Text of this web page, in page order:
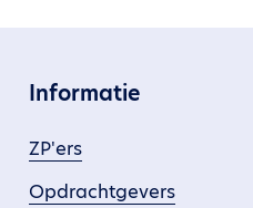
Informatie
ZP'ers
Opdrachtgevers